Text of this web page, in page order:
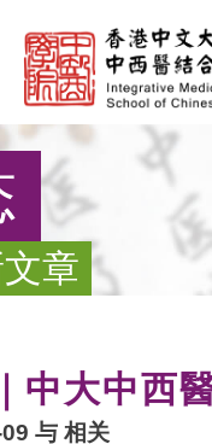
章
中大中西
与 相关